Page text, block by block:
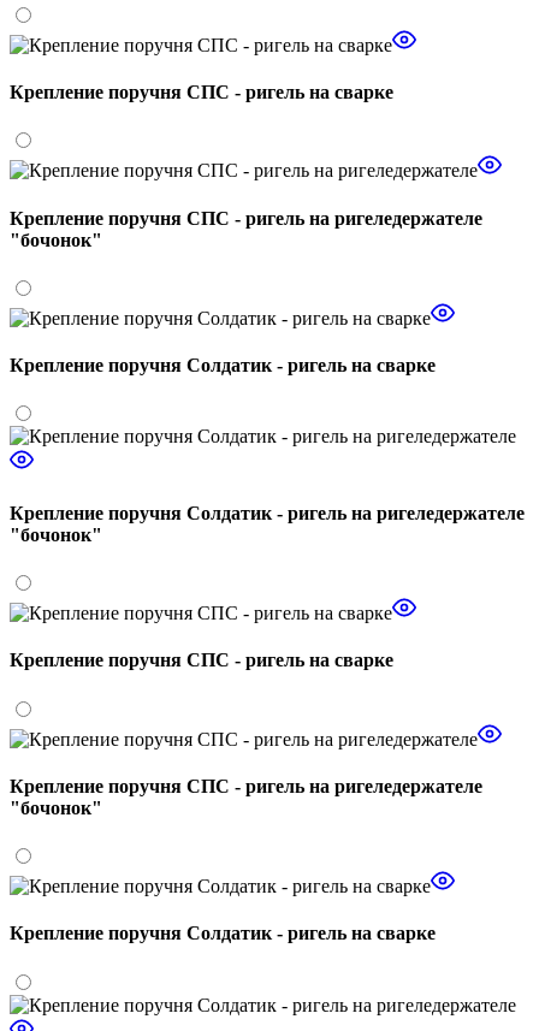
Крепление поручня СПС - ригель на сварке
Крепление поручня СПС - ригель на ригеледержателе
"бочонок"
Крепление поручня Солдатик - ригель на сварке
Крепление поручня Солдатик - ригель на ригеледержателе
"бочонок"
Крепление поручня СПС - ригель на сварке
Крепление поручня СПС - ригель на ригеледержателе
"бочонок"
Крепление поручня Солдатик - ригель на сварке